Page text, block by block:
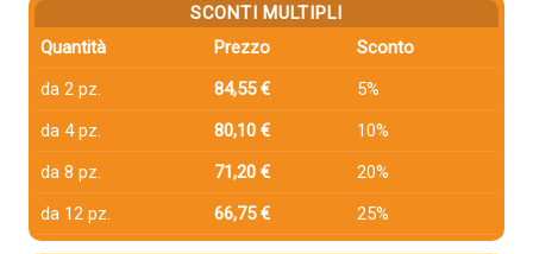
SCONTI MULTIPLI
Quantità
Prezzo
Sconto
da 2 pz.
84,55 €
5%
da 4 pz.
80,10 €
10%
da 8 pz.
71,20 €
20%
da 12 pz.
66,75 € 25%